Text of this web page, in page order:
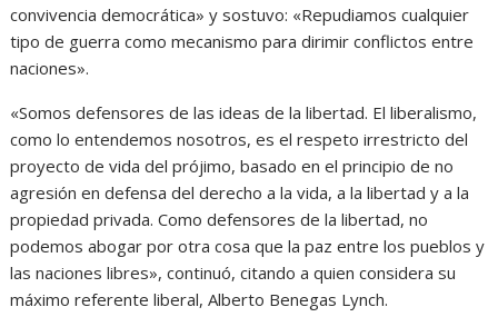
convivencia democrática» y sostuvo: «Repudiamos cualquier
tipo de guerra como mecanismo para dirimir conflictos entre
naciones».
«Somos defensores de las ideas de la libertad. El liberalismo,
como lo entendemos nosotros, es el respeto irrestricto del
proyecto de vida del prójimo, basado en el principio de no
agresión en defensa del derecho a la vida, a la libertad y a la
propiedad privada. Como defensores de la libertad, no
podemos abogar por otra cosa que la paz entre los pueblos y
las naciones libres», continuó, citando a quien considera su
máximo referente liberal, Alberto Benegas Lynch.